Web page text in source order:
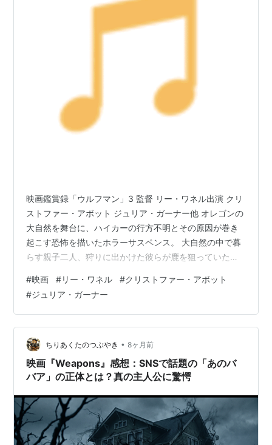
映画鑑賞録「ウルフマン」3 監督 リー・ワネル出演 クリ
ストファー・アボット ジュリア・ガーナー他 オレゴンの
大自然を舞台に、ハイカーの行方不明とその原因が巻き
起こす恐怖を描いたホラーサスペンス。 大自然の中で暮
らす親子二人、狩りに出かけた彼らが鹿を狙っていた
を煽ります。画面も雰囲気も、ほとんどの時間暗いまま
進行するので、気が滅入る人も居るかも知れません。 登
場人物が片っ端からあっぱっぱと死にまくるホラーを求
めて観るなら、あまりにも方向性が違っているのではな
いでしょうか。 0:40:00に、主人公・ブレイクの父が使
っていた、無線通信装置が再登…
#映画 #リー・ワネル #クリストファー・アボット
#ジュリア・ガーナー
ちりあくたのつぶやき • 8ヶ月前
映画『Weapons』感想：SNSで話題の「あのバ
バア」の正体とは？真の主人公に驚愕